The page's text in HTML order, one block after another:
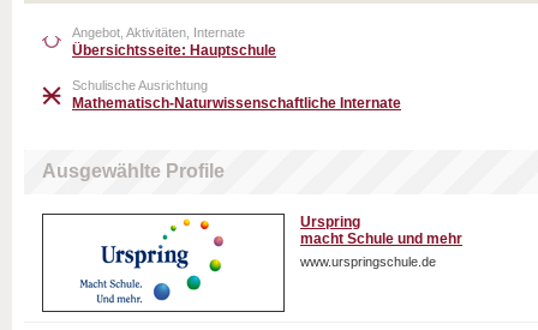
Angebot, Aktivitäten, Internate
Übersichtsseite: Hauptschule
Schulische Ausrichtung
Mathematisch-Naturwissenschaftliche Internate
Ausgewählte Profile
Urspring
macht Schule und mehr
www.urspringschule.de